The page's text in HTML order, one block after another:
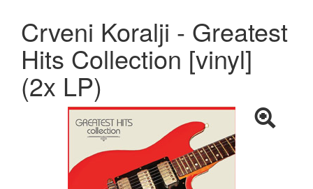
Crveni Koralji - Greatest
Hits Collection [vinyl]
(2x LP)